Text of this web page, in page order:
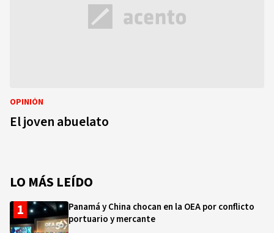
OPINIÓN
El joven abuelato
LO MÁS LEÍDO
Panamá y China chocan en la OEA por conflicto
portuario y mercante